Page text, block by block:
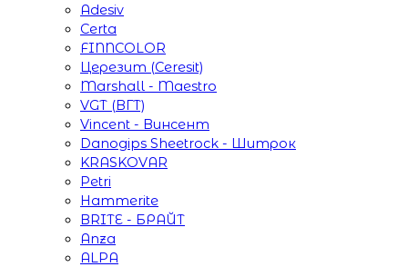
Adesiv
Certa
FINNCOLOR
Церезит (Ceresit)
Marshall - Maestro
VGT (ВГТ)
Vincent - Винсент
Danogips Sheetrock - Шитрок
KRASKOVAR
Petri
Hammerite
BRITE - БРАЙТ
Anza
ALPA